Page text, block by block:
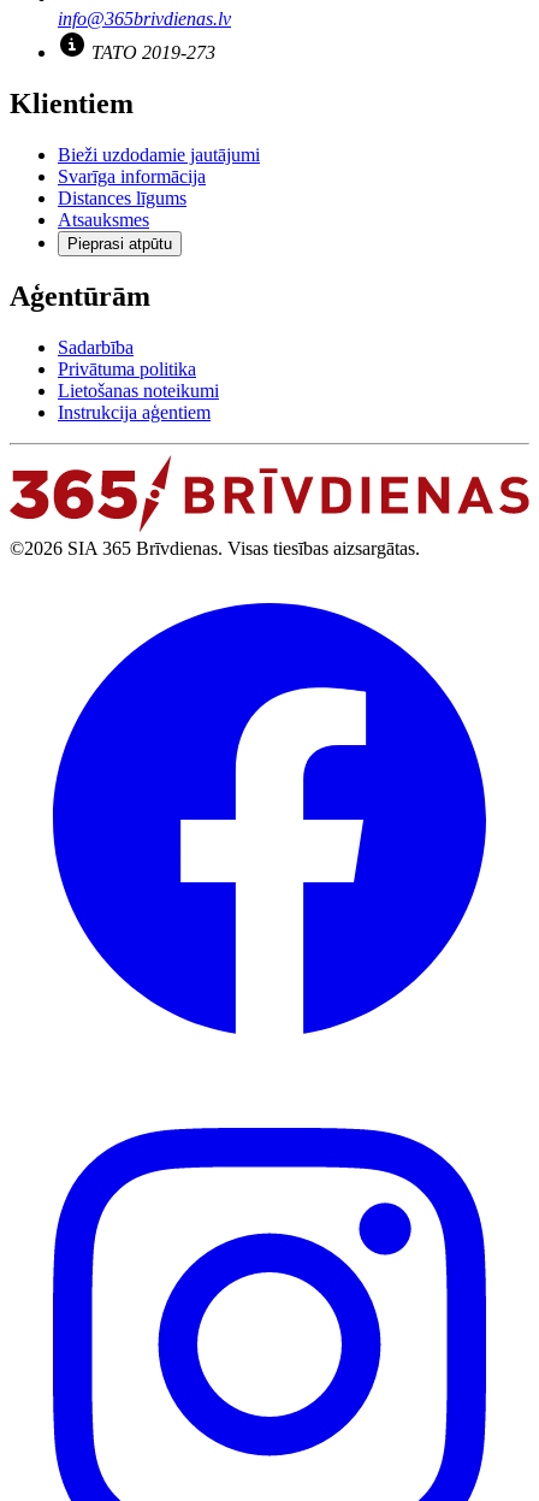
info@365brivdienas.lv
TATO 2019-273
Klientiem
Bieži uzdodamie jautājumi
Svarīga informācija
Distances līgums
Atsauksmes
Pieprasi atpūtu
Aģentūrām
Sadarbība
Privātuma politika
Lietošanas noteikumi
Instrukcija aģentiem
©2026 SIA 365 Brīvdienas. Visas tiesības aizsargātas.